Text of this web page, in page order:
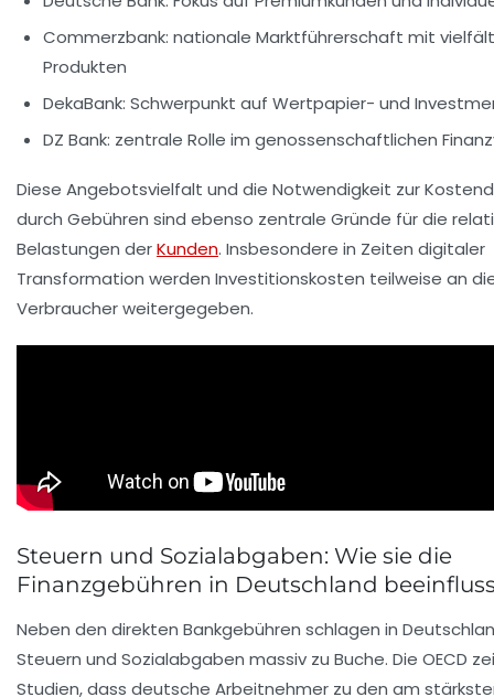
Commerzbank: nationale Marktführerschaft mit
Produkten
DekaBank: Schwerpunkt auf Wertpapier- und
DZ Bank: zentrale Rolle im genossenschaftlichen
Diese Angebotsvielfalt und die Notwendigkeit zur
durch Gebühren sind ebenso zentrale Gründe für die
Belastungen derKunden. Insbesondere in Zeiten digitaler
Transformation werden Investitionskosten teilweise an
Verbraucher weitergegeben.
Steuern und Sozialabgaben: Wie sie die
Finanzgebühren in Deutschland
Neben den direkten Bankgebühren schlagen in
Steuern und Sozialabgaben massiv zu Buche. Die OECD
Studien, dass deutsche Arbeitnehmer zu den am